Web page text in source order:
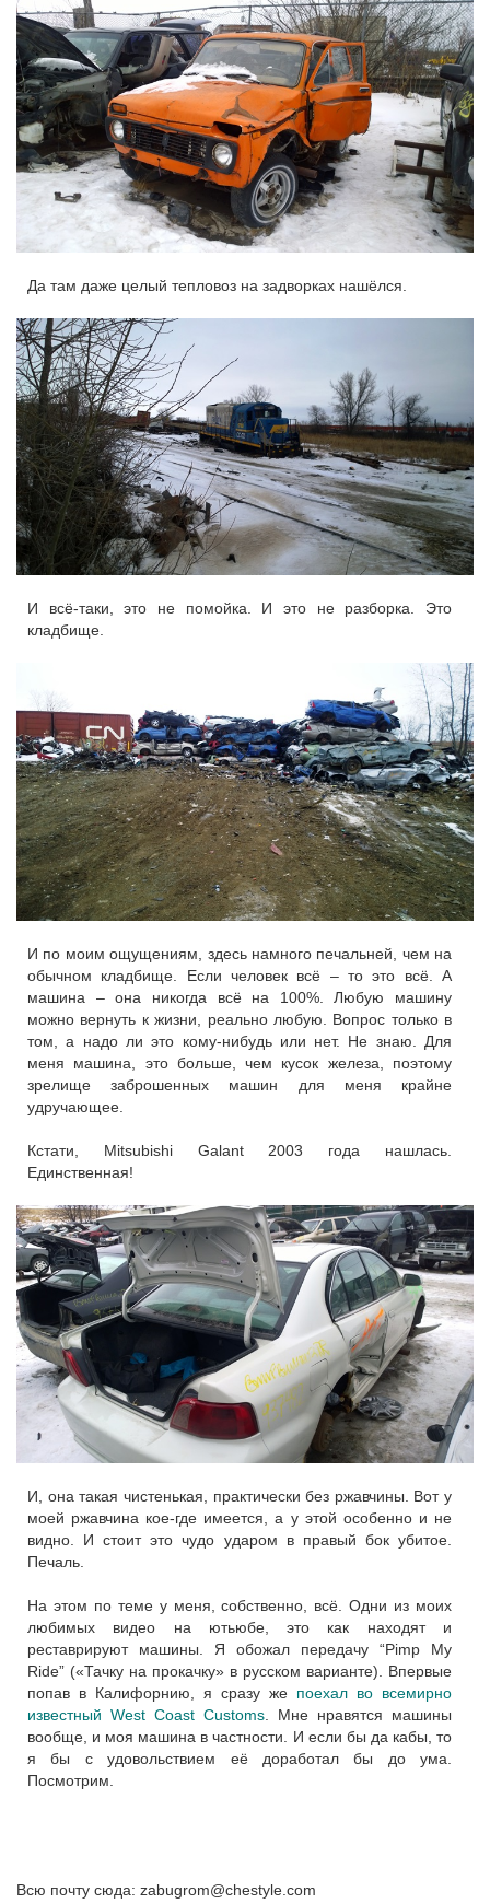
Да там даже целый тепловоз на задворках нашёлся.
И всё-таки, это не помойка. И это не разборка. Это
кладбище.
И по моим ощущениям, здесь намного печальней, чем на
обычном кладбище. Если человек всё – то это всё. А
машина – она никогда всё на 100%. Любую машину
можно вернуть к жизни, реально любую. Вопрос только в
том, а надо ли это кому-нибудь или нет. Не знаю. Для
меня машина, это больше, чем кусок железа, поэтому
зрелище заброшенных машин для меня крайне
удручающее.
Кстати, Mitsubishi Galant 2003 года нашлась.
Единственная!
И, она такая чистенькая, практически без ржавчины. Вот у
моей ржавчина кое-где имеется, а у этой особенно и не
видно. И стоит это чудо ударом в правый бок убитое.
Печаль.
На этом по теме у меня, собственно, всё. Одни из моих
любимых видео на ютьюбе, это как находят и
реставрируют машины. Я обожал передачу “Pimp My
Ride” («Тачку на прокачку» в русском варианте). Впервые
попав в Калифорнию, я сразу же поехал во всемирно
известный West Coast Customs . Мне нравятся машины
вообще, и моя машина в частности. И если бы да кабы, то
я бы с удовольствием её доработал бы до ума.
Посмотрим.
Всю почту сюда: zabugrom@chestyle.com